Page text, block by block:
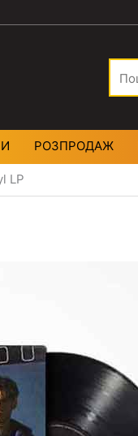
РОЗПРОДАЖ
LP